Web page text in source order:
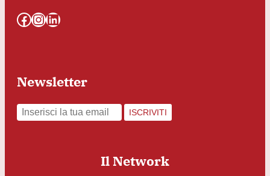
Facebook InstagramLinkedIn
Newsletter
ISCRIVITI
Il Network